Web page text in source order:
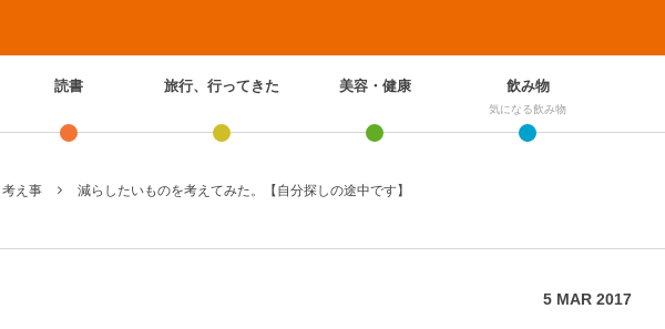
読書 旅行、行ってきた 美容・健康 飲み物
気になる飲み物
考え事 減らしたいものを考えてみた。【自分探しの途中です】
5 MAR 2017